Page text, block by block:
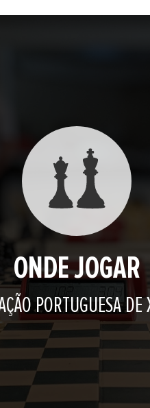
ONDE JOGAR
PORTUGUESA DE